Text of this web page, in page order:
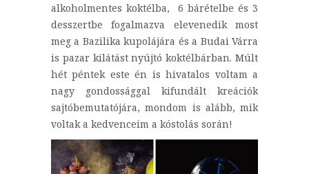
alkoholmentes koktélba, 6 bárételbe és 3
desszertbe fogalmazva elevenedik most
meg a Bazilika kupolájára és a Budai Várra
is pazar kilátást nyújtó koktélbárban. Múlt
hét péntek este én is hivatalos voltam a
nagy gondossággal kifundált kreációk
sajtóbemutatójára, mondom is alább, mik
voltak a kedvenceim a kóstolás során!